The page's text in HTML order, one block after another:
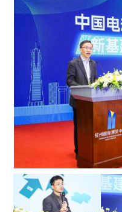
活动图文形式，多个活动就